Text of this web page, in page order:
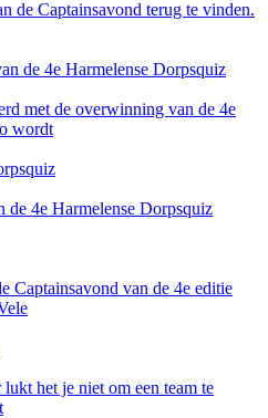
de Captainsavond terug te vinden.
de 4e Harmelense Dorpsquiz
met de overwinning van de 4e
wordt
de 4e Harmelense Dorpsquiz
Captainsavond van de 4e editie
het je niet om een team te